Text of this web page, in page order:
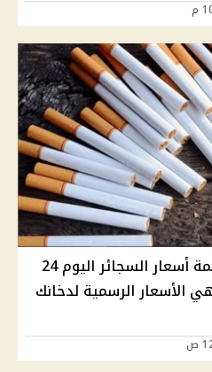
إيسترن كومباني تعلن قائمة أسعار السجائر اليوم 24
ما هي الأسعار الرسمية لدخانك